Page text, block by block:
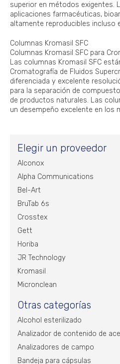
superior en métodos exigentes.
aplicaciones farmacéuticas,
altamente reproducibles incluso
Columnas Kromasil SFC
Columnas Kromasil SFC para
Las columnas Kromasil SFC
Cromatografía de Fluidos
diferenciada y excelente
para la separación de
de productos naturales. Las
un desempeño excelente en los
Elegir un proveedor
Alconox
Alpha Communications
Bel-Art
BruTab 6s
Crosstex
Gett
Horiba
JR Technology
Kromasil
Micronclean
Otras categorías
Alcohol esterilizado
Analizador de contenido de
Analizadores de campo
Bandeja para cápsulas